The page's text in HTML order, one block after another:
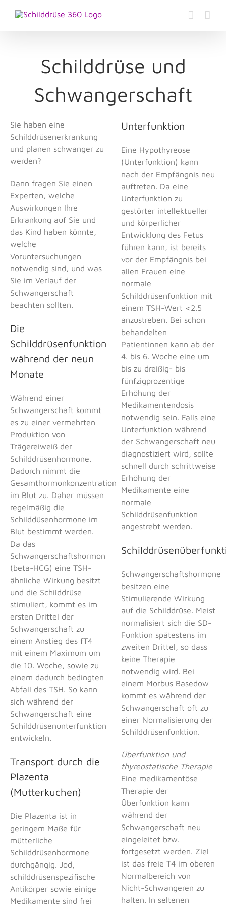
Inhalt
Schilddrüse und
Schwangerschaft
Sie haben eine
Schilddrüsenerkrankung
und planen schwanger zu
werden?
Dann fragen Sie einen
Experten, welche
Auswirkungen Ihre
Erkrankung auf Sie und
das Kind haben könnte,
welche
Voruntersuchungen
notwendig sind, und was
Sie im Verlauf der
Schwangerschaft
beachten sollten.
Die
Schilddrüsenfunktion
während der neun
Monate
Während einer
Schwangerschaft kommt
es zu einer vermehrten
Produktion von
Trägereiweiß der
Schilddrüsenhormone.
Dadurch nimmt die
Gesamthormonkonzentration
im Blut zu. Daher müssen
regelmäßig die
Schilddüsenhormone im
Blut bestimmt werden.
Da das
Schwangerschaftshormon
(beta-HCG) eine TSH-
ähnliche Wirkung besitzt
und die Schilddrüse
stimuliert, kommt es im
ersten Drittel der
Schwangerschaft zu
einem Anstieg des fT4
mit einem Maximum um
die 10. Woche, sowie zu
einem dadurch bedingten
Abfall des TSH. So kann
sich während der
Schwangerschaft eine
Schilddrüsenunterfunktion
entwickeln.
Transport durch die
Plazenta
(Mutterkuchen)
Die Plazenta ist in
geringem Maße für
mütterliche
Schilddrüsenhormone
durchgängig. Jod,
schilddrüsenspezifische
Antikörper sowie einige
Medikamente sind frei
Unterfunktion
Eine Hypothyreose
(Unterfunktion) kann
nach der Empfängnis neu
auftreten. Da eine
Unterfunktion zu
gestörter intellektueller
und körperlicher
Entwicklung des Fetus
führen kann, ist bereits
vor der Empfängnis bei
allen Frauen eine
normale
Schilddrüsenfunktion mit
einem TSH-Wert <2.5
anzustreben. Bei schon
behandelten
Patientinnen kann ab der
4. bis 6. Woche eine um
bis zu dreißig- bis
fünfzigprozentige
Erhöhung der
Medikamentendosis
notwendig sein. Falls eine
Unterfunktion während
der Schwangerschaft neu
diagnostiziert wird, sollte
schnell durch schrittweise
Erhöhung der
Medikamente eine
normale
Schilddrüsenfunktion
angestrebt werden.
Schwangerschaftshormone
besitzen eine
Stimulierende Wirkung
auf die Schilddrüse. Meist
normalisiert sich die SD-
Funktion spätestens im
zweiten Drittel, so dass
keine Therapie
notwendig wird. Bei
einem Morbus Basedow
kommt es während der
Schwangerschaft oft zu
einer Normalisierung der
Schilddrüsenfunktion.
Überfunktion und
thyreostatische Therapie
Eine medikamentöse
Therapie der
Überfunktion kann
während der
Schwangerschaft neu
eingeleitet bzw.
fortgesetzt werden. Ziel
ist das freie T4 im oberen
Normalbereich von
Nicht-Schwangeren zu
halten. In seltenen